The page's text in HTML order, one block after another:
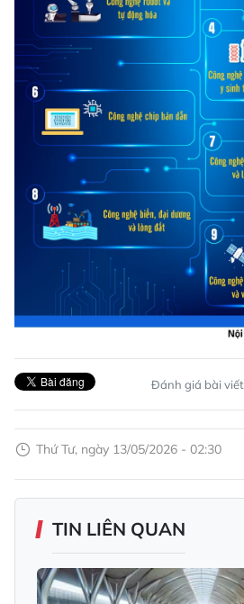
Đánh giá bài viết
Thứ Tư, ngày 13/05/2026 - 02:30
TIN LIÊN QUAN